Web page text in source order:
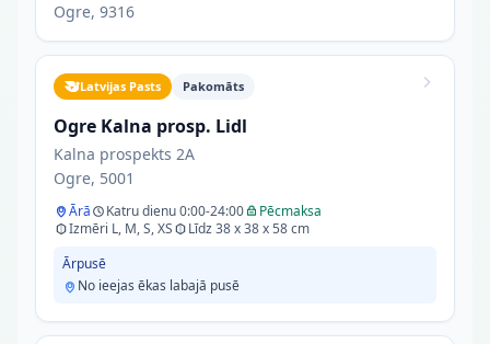
Ogre, 9316
Latvijas Pasts Pakomāts
Ogre Kalna prosp. Lidl
Kalna prospekts 2A
Ogre, 5001
Ārā Katru dienu 0:00-24:00
Pēcmaksa
Izmēri L, M, S, XS
Līdz 38 x 38 x 58 cm
Ārpusē
No ieejas ēkas labajā pusē